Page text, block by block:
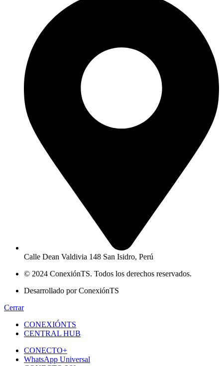
Calle Dean Valdivia 148 San Isidro, Perú
© 2024 ConexiónTS. Todos los derechos reservados.
Desarrollado por ConexiónTS
Cerrar
CONEXIÓNTS
CENTRAL HUB
CONECTO+
WhatsApp Universal